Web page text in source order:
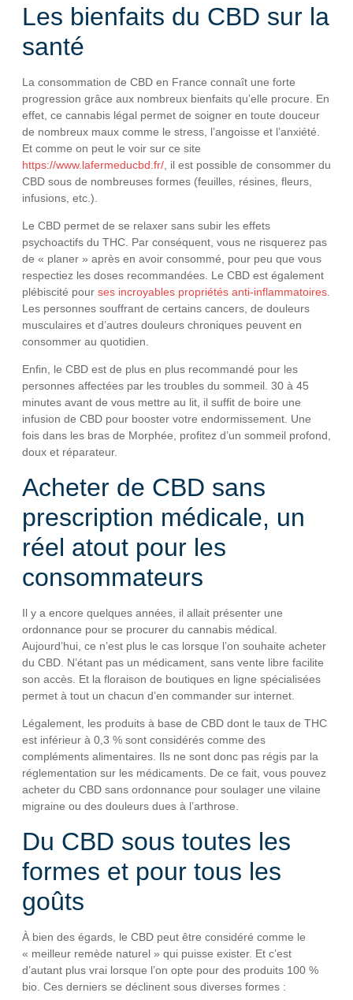
Les bienfaits du CBD sur la
santé
La consommation de CBD en France connaît une forte
progression grâce aux nombreux bienfaits qu’elle procure. En
effet, ce cannabis légal permet de soigner en toute douceur
de nombreux maux comme le stress, l’angoisse et l’anxiété.
Et comme on peut le voir sur ce site
https://www.lafermeducbd.fr/ , il est possible de consommer du
CBD sous de nombreuses formes (feuilles, résines, fleurs,
infusions, etc.).
Le CBD permet de se relaxer sans subir les effets
psychoactifs du THC. Par conséquent, vous ne risquerez pas
de « planer » après en avoir consommé, pour peu que vous
respectiez les doses recommandées. Le CBD est également
plébiscité pour ses incroyables propriétés anti-inflammatoires
Les personnes souffrant de certains cancers, de douleurs
musculaires et d’autres douleurs chroniques peuvent en
consommer au quotidien.
Enfin, le CBD est de plus en plus recommandé pour les
personnes affectées par les troubles du sommeil. 30 à 45
minutes avant de vous mettre au lit, il suffit de boire une
infusion de CBD pour booster votre endormissement. Une
fois dans les bras de Morphée, profitez d’un sommeil profond,
doux et réparateur.
Acheter de CBD sans
prescription médicale, un
réel atout pour les
consommateurs
Il y a encore quelques années, il allait présenter une
ordonnance pour se procurer du cannabis médical.
Aujourd’hui, ce n’est plus le cas lorsque l’on souhaite acheter
du CBD. N’étant pas un médicament, sans vente libre facilite
son accès. Et la floraison de boutiques en ligne spécialisées
permet à tout un chacun d’en commander sur internet.
Légalement, les produits à base de CBD dont le taux de THC
est inférieur à 0,3 % sont considérés comme des
compléments alimentaires. Ils ne sont donc pas régis par la
réglementation sur les médicaments. De ce fait, vous pouvez
acheter du CBD sans ordonnance pour soulager une vilaine
migraine ou des douleurs dues à l’arthrose.
Du CBD sous toutes les
formes et pour tous les
goûts
À bien des égards, le CBD peut être considéré comme le
« meilleur remède naturel » qui puisse exister. Et c’est
d’autant plus vrai lorsque l’on opte pour des produits 100 %
bio. Ces derniers se déclinent sous diverses formes :